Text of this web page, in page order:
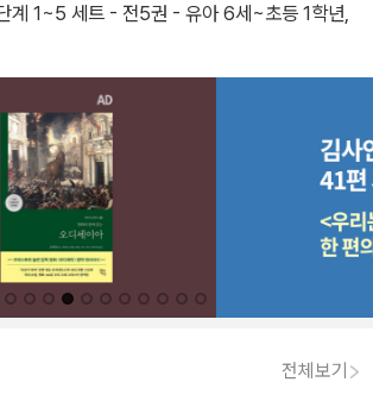
계 1~5 세트 - 전5권 - 유아 6세~초등 1학년,
전체보기